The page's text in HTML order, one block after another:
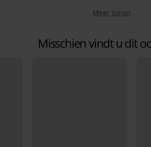
Meer tonen
Misschien vindt u dit